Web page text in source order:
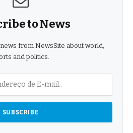
to News
from NewsSite about world,
and politics.